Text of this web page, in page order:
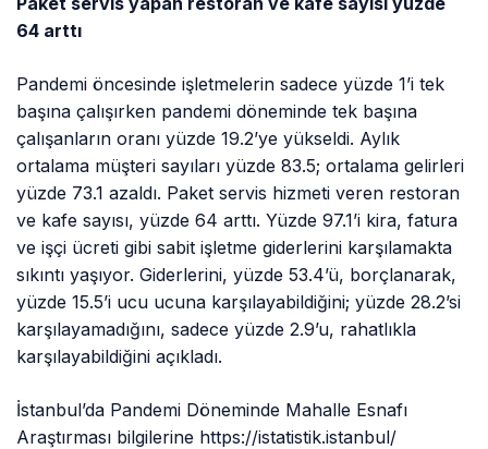
64 arttı
Pandemi öncesinde işletmelerin sadece yüzde 1’i tek
başına çalışırken pandemi döneminde tek başına
çalışanların oranı yüzde 19.2’ye yükseldi. Aylık
ortalama müşteri sayıları yüzde 83.5; ortalama gelirleri
yüzde 73.1 azaldı. Paket servis hizmeti veren restoran
ve kafe sayısı, yüzde 64 arttı. Yüzde 97.1’i kira, fatura
ve işçi ücreti gibi sabit işletme giderlerini karşılamakta
sıkıntı yaşıyor. Giderlerini, yüzde 53.4’ü, borçlanarak,
yüzde 15.5’i ucu ucuna karşılayabildiğini; yüzde 28.2’si
karşılayamadığını, sadece yüzde 2.9’u, rahatlıkla
karşılayabildiğini açıkladı.
İstanbul’da Pandemi Döneminde Mahalle Esnafı
Araştırması bilgilerine https://istatistik.istanbul/